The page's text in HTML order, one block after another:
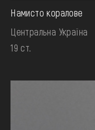
Намисто коралове
Центральна Україна
19 ст.